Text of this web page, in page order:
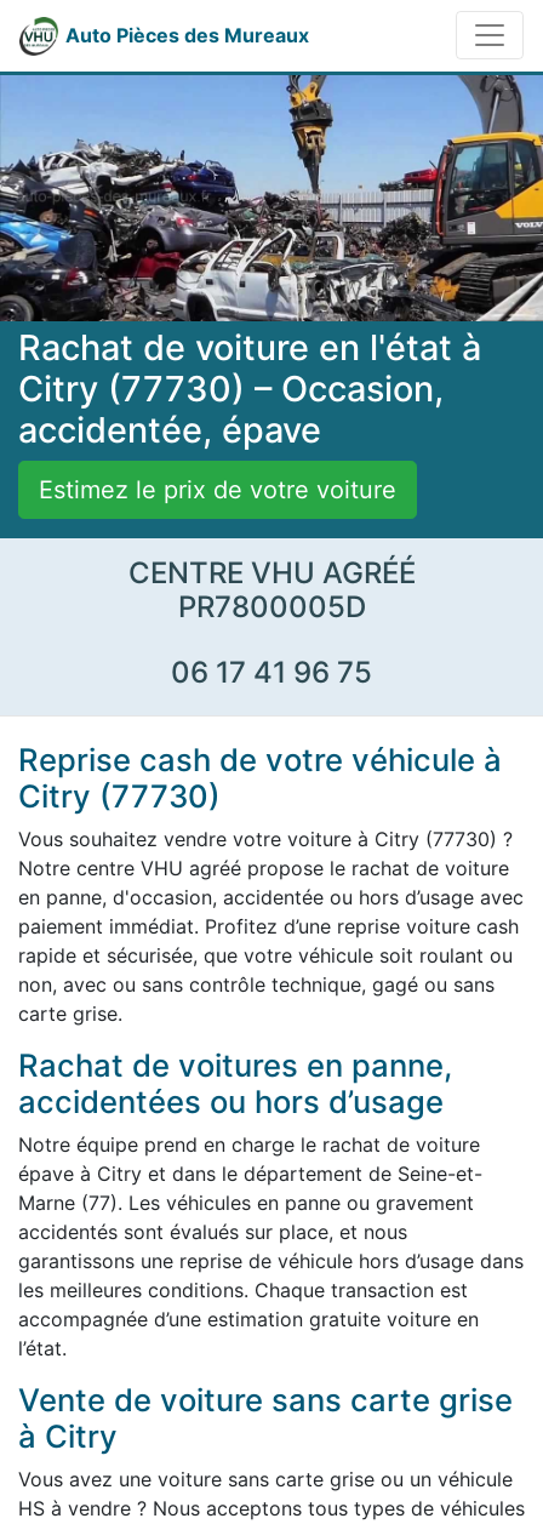
Auto Pièces des Mureaux
Rachat de voiture en l'état à
Citry (77730) – Occasion,
accidentée, épave
Estimez le prix de votre voiture
CENTRE VHU AGRÉÉ
PR7800005D
06 17 41 96 75
Reprise cash de votre véhicule à
Citry (77730)
Vous souhaitez vendre votre voiture à Citry (77730) ?
Notre centre VHU agréé propose le rachat de voiture
en panne, d'occasion, accidentée ou hors d’usage avec
paiement immédiat. Profitez d’une reprise voiture cash
rapide et sécurisée, que votre véhicule soit roulant ou
non, avec ou sans contrôle technique, gagé ou sans
carte grise.
Rachat de voitures en panne,
accidentées ou hors d’usage
Notre équipe prend en charge le rachat de voiture
épave à Citry et dans le département de Seine-et-
Marne (77). Les véhicules en panne ou gravement
accidentés sont évalués sur place, et nous
garantissons une reprise de véhicule hors d’usage dans
les meilleures conditions. Chaque transaction est
accompagnée d’une estimation gratuite voiture en
l’état.
Vente de voiture sans carte grise
à Citry
Vous avez une voiture sans carte grise ou un véhicule
HS à vendre ? Nous acceptons tous types de véhicules